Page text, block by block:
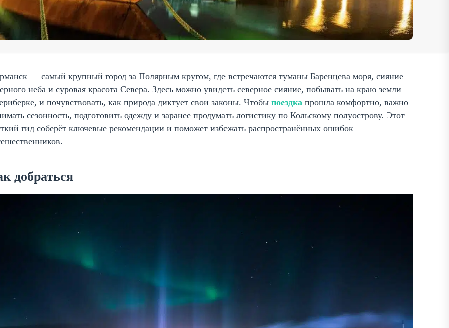
— самый крупный город за Полярным кругом, где встречаются туманы Баренцева моря, сияние
неба и суровая красота Севера. Здесь можно увидеть северное сияние, побывать на краю земли —
и почувствовать, как природа диктует свои законы. Чтобы поездка прошла комфортно, важно
сезонность, подготовить одежду и заранее продумать логистику по Кольскому полуострову. Этот
гид соберёт ключевые рекомендации и поможет избежать распространённых ошибок
добраться